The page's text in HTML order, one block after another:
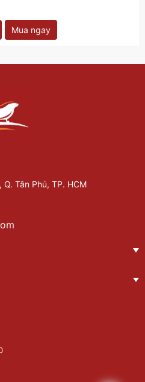
Mua ngay
Q. Tân Phú, TP. HCM